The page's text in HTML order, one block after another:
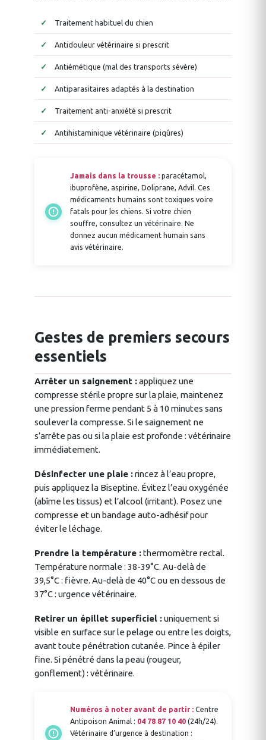
Traitement habituel du chien
Antidouleur vétérinaire si prescrit
Antiémétique (mal des transports sévère)
Antiparasitaires adaptés à la destination
Traitement anti-anxiété si prescrit
Antihistaminique vétérinaire (piqûres)
Jamais dans la trousse : paracétamol,
ibuprofène, aspirine, Doliprane, Advil. Ces
médicaments humains sont toxiques voire
fatals pour les chiens. Si votre chien
souffre, consultez un vétérinaire. Ne
donnez aucun médicament humain sans
avis vétérinaire.
Gestes de premiers secours
essentiels
Arrêter un saignement :appliquez une
compresse stérile propre sur la plaie, maintenez
une pression ferme pendant 5 à 10 minutes sans
soulever la compresse. Si le saignement ne
s’arrête pas ou si la plaie est profonde : vétérinaire
immédiatement.
Désinfecter une plaie :rincez à l’eau propre,
puis appliquez la Biseptine. Évitez l’eau oxygénée
(abîme les tissus) et l’alcool (irritant). Posez une
compresse et un bandage auto-adhésif pour
éviter le léchage.
Prendre la température :thermomètre rectal.
Température normale : 38-39°C. Au-delà de
39,5°C : fièvre. Au-delà de 40°C ou en dessous de
37°C : urgence vétérinaire.
Retirer un épillet superficiel :uniquement si
visible en surface sur le pelage ou entre les doigts,
avant toute pénétration cutanée. Pince à épiler
fine. Si pénétré dans la peau (rougeur,
gonflement) : vétérinaire.
Numéros à noter avant de partir : Centre
Antipoison Animal : 04 78 87 10 40 (24h/24).
Vétérinaire d’urgence à destination :